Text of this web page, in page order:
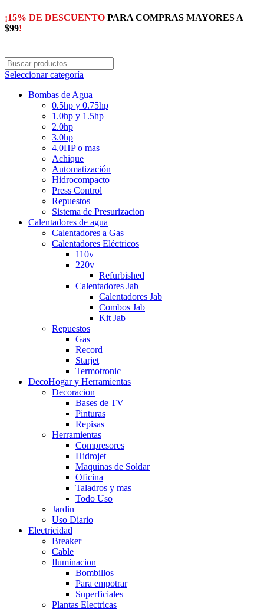
¡15% DE DESCUENTO PARA COMPRAS MAYORES A
$99!
Seleccionar categoría
Bombas de Agua
0.5hp y 0.75hp
1.0hp y 1.5hp
2.0hp
3.0hp
4.0HP o mas
Achique
Automatización
Hidrocompacto
Press Control
Repuestos
Sistema de Presurizacion
Calentadores de agua
Calentadores a Gas
Calentadores Eléctricos
110v
220v
Refurbished
Calentadores Jab
Calentadores Jab
Combos Jab
Kit Jab
Repuestos
Gas
Record
Starjet
Termotronic
DecoHogar y Herramientas
Decoracion
Bases de TV
Pinturas
Repisas
Herramientas
Compresores
Hidrojet
Maquinas de Soldar
Oficina
Taladros y mas
Todo Uso
Jardin
Uso Diario
Electricidad
Breaker
Cable
Iluminacion
Bombillos
Para empotrar
Superficiales
Plantas Electricas